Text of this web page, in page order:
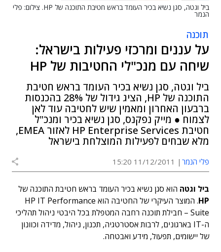
ביל וגטה, סגן נשיא בכיר העומד בראש חטיבת התוכנה של HP. צילום: פלי
הנמר
תוכנה
על עננים ומרכזי פעילות בישראל:
שיחה עם מנכ"לי החטיבות של HP
ביל וגטה, סגן נשיא בכיר העומד בראש חטיבת
התוכנה של HP, הציג גידול של 28% בהכנסות
ברבעון האחרון ומאמין שיש לחטיבה עוד לאן
לצמוח ● מייק נפקנס, סגן נשיא בכיר ומנכ"ל
חטיבת HP Enterprise Services לאזור EMEA,
מלא שבחים לפעילות המוצלחת בישראל
פלי הנמר 11/12/2011 15:20
ביל וגטה הוא סגן נשיא בכיר העומד בראש חטיבת התוכנה של
HP
. המוצר העיקרי של החטיבה הוא HP IT Performance
Suite – חבילת תוכנה רחבה המטפלת בכל היבטי ניהול תהליכי
ה-IT בארגונים, לרבות אסטרטגיה, תכנון, ניהול, מדידה וכוונון
של יישומים, תפעול, מידע ואבטחה.